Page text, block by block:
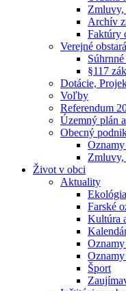
Archív
Faktúry
Verejné
§117
Dotácie,
Voľby
Referendum
Územný plán
Obecný
Život v obci
Aktuality
Ekológia
Farské
Kultúra
Šport